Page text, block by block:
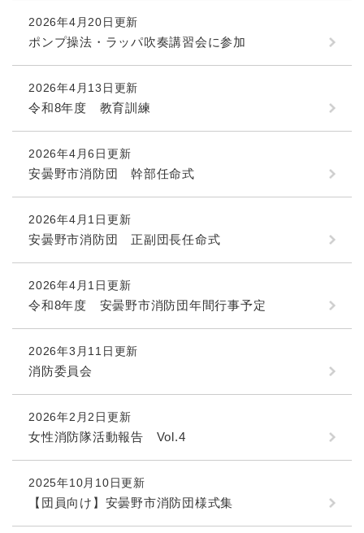
2026年4月20日更新
ポンプ操法・ラッパ吹奏講習会に参加
2026年4月13日更新
令和8年度 教育訓練
2026年4月6日更新
安曇野市消防団 幹部任命式
2026年4月1日更新
安曇野市消防団 正副団長任命式
2026年4月1日更新
令和8年度 安曇野市消防団年間行事予定
2026年3月11日更新
消防委員会
2026年2月2日更新
女性消防隊活動報告 Vol.4
2025年10月10日更新
【団員向け】安曇野市消防団様式集